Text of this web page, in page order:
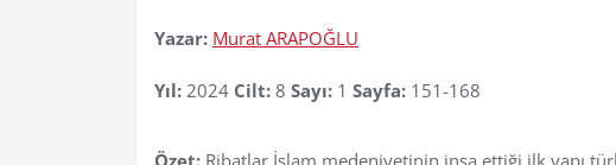
Yazar: Murat ARAPOĞLU
Yıl: 2024 Cilt: 8 Sayı: 1 Sayfa: 151-168
Özet: Ribatlar İslam medeniyetinin inşa ettiği ilk yapı